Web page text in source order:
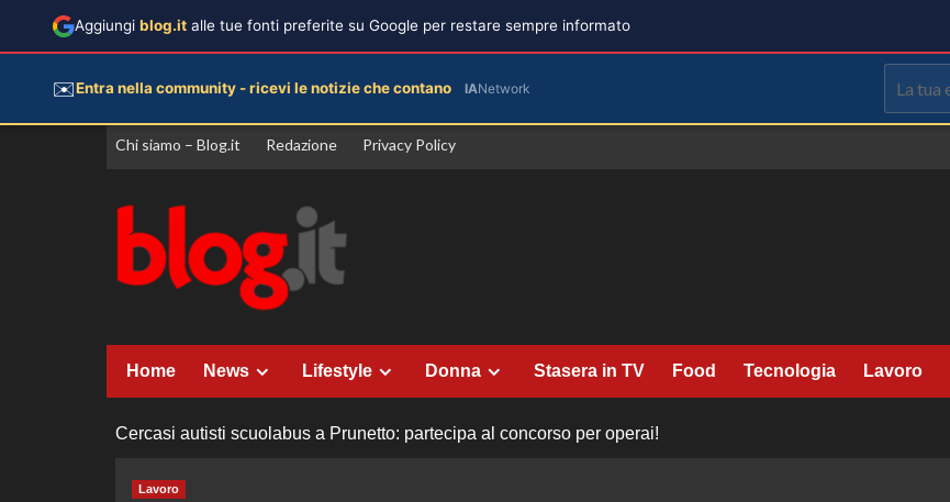
Vai
Chi siamo – Blog.it Redazione Privacy Policy
Home News Lifestyle Donna Stasera in TV Food Tecnologia Lavoro
Cercasi autisti scuolabus a Prunetto: partecipa al concorso per operai!
Lavoro
Aggiungi blog.it alle tue fonti preferite su Google per restare sempre informato
✉️Entra nella community - ricevi le notizie che contano IANetwork